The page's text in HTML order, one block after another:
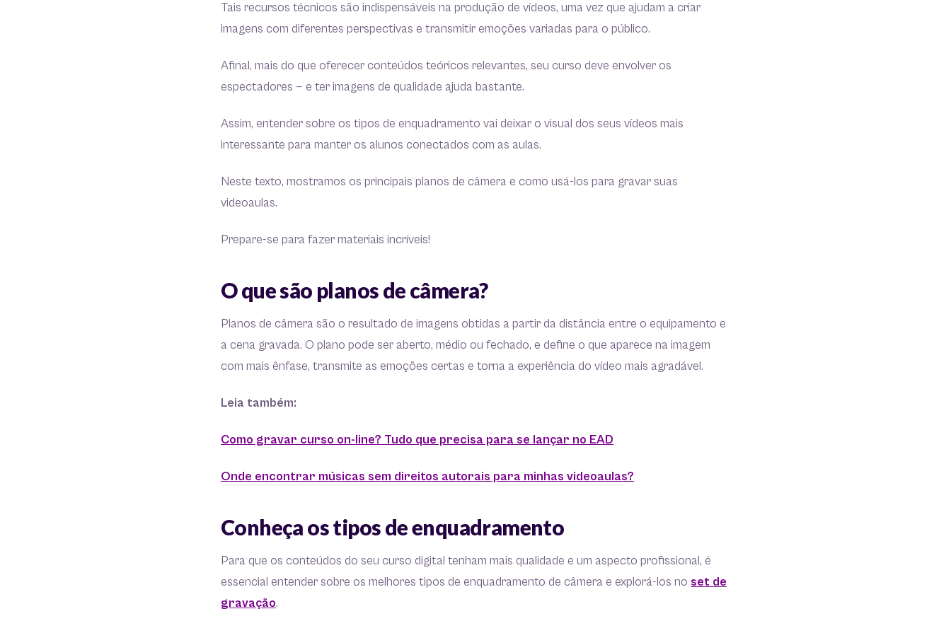
Tais recursos técnicos são indispensáveis na produção de vídeos, uma vez que ajudam a criar
imagens com diferentes perspectivas e transmitir emoções variadas para o público.
Afinal, mais do que oferecer conteúdos teóricos relevantes, seu curso deve envolver os
espectadores — e ter imagens de qualidade ajuda bastante.
Assim, entender sobre os tipos de enquadramento vai deixar o visual dos seus vídeos mais
interessante para manter os alunos conectados com as aulas.
Neste texto, mostramos os principais planos de câmera e como usá-los para gravar suas
videoaulas.
Prepare-se para fazer materiais incríveis!
O que são planos de câmera?
Planos de câmera são o resultado de imagens obtidas a partir da distância entre o equipamento e
a cena gravada. O plano pode ser aberto, médio ou fechado, e define o que aparece na imagem
com mais ênfase, transmite as emoções certas e torna a experiência do vídeo mais agradável.
Leia também:
Como gravar curso on-line? Tudo que precisa para se lançar no EAD
Onde encontrar músicas sem direitos autorais para minhas videoaulas?
Conheça os tipos de enquadramento
Para que os conteúdos do seu curso digital tenham mais qualidade e um aspecto profissional, é
essencial entender sobre os melhores tipos de enquadramento de câmera e explorá-los no set de
gravação.